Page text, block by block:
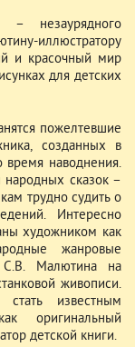
– незаурядного
иллюстратору
и красочный мир
для детских
пожелтевшие
созданных в
наводнения.
сказок –
трудно судить о
Интересно
художником как
жанровые
С.В. Малютина на
живописи.
известным
оригинальный
детской книги.